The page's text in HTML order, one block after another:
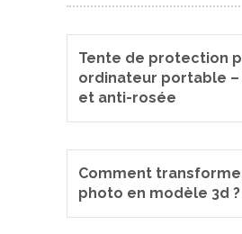
Tente de protection
ordinateur portable
et anti-rosée
Comment
photo en modèle 3d ?